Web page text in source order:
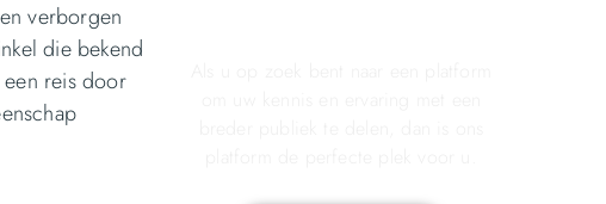
verborgen
die bekend
een reis door